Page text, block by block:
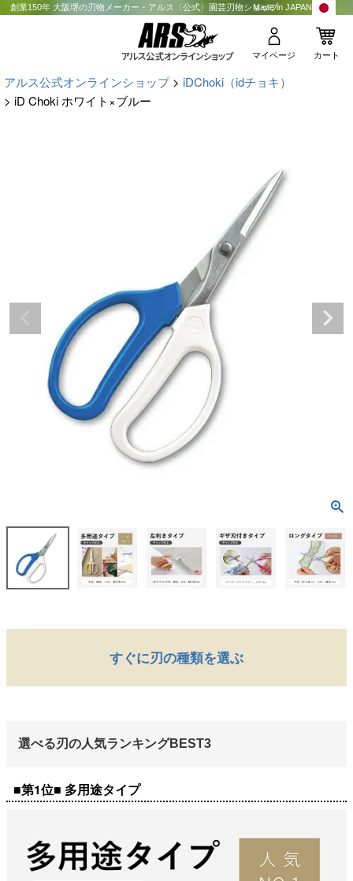
創業150年 大阪堺の刃物メーカー・アルス〈公式〉園芸刃物ショップMade in JAPAN
マイページ カート
アルス公式オンラインショップ
iDChoki（idチョキ）
iD Choki ホワイト×ブルー
すぐに刃の種類を選ぶ
選べる刃の人気ランキングBEST3
■第1位■ 多用途タイプ